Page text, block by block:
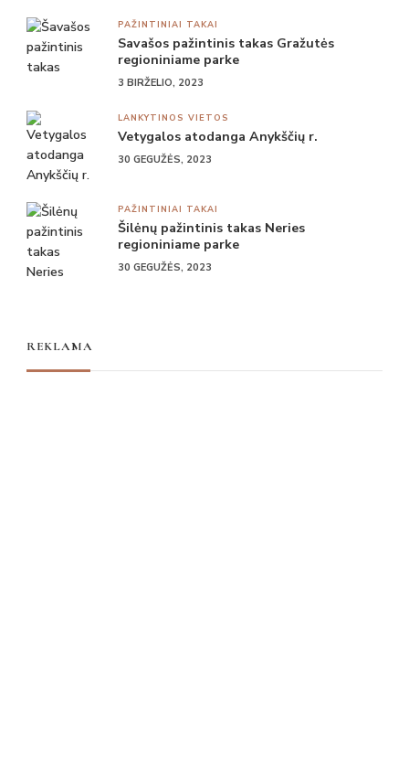
PAŽINTINIAI TAKAI
Savašos pažintinis takas Gražutės
regioniniame parke
3 BIRŽELIO, 2023
LANKYTINOS VIETOS
Vetygalos atodanga Anykščių r.
30 GEGUŽĖS, 2023
PAŽINTINIAI TAKAI
Šilėnų pažintinis takas Neries
regioniniame parke
30 GEGUŽĖS, 2023
REKLAMA